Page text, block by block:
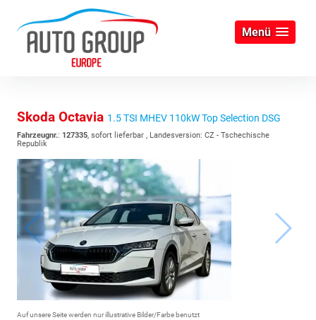
Menü
Skoda Octavia 1.5 TSI MHEV 110kW Top Selection DSG
Fahrzeugnr.: 127335, sofort lieferbar , Landesversion: CZ - Tschechische
Republik
Auf unsere Seite werden nur illustrative Bilder/Farbe benutzt